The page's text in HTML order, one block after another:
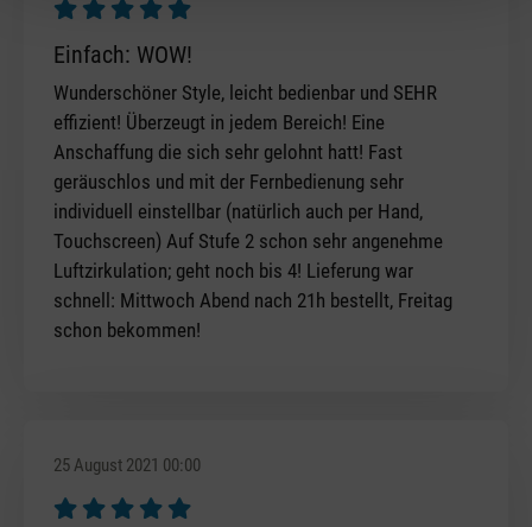
Review with rating of 5 out of 5 stars
Einfach: WOW!
Wunderschöner Style, leicht bedienbar und SEHR
effizient! Überzeugt in jedem Bereich! Eine
Anschaffung die sich sehr gelohnt hatt! Fast
geräuschlos und mit der Fernbedienung sehr
individuell einstellbar (natürlich auch per Hand,
Touchscreen) Auf Stufe 2 schon sehr angenehme
Luftzirkulation; geht noch bis 4! Lieferung war
schnell: Mittwoch Abend nach 21h bestellt, Freitag
schon bekommen!
25 August 2021 00:00